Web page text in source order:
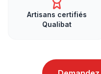
Artisans certifiés
Qualibat